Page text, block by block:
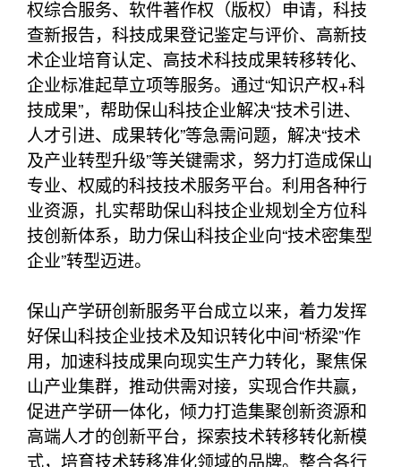
权综合服务、软件著作权（版权）申请，科技
查新报告，科技成果登记鉴定与评价、高新技
术企业培育认定、高技术科技成果转移转化、
企业标准起草立项等服务。通过“知识产权+科
技成果”，帮助保山科技企业解决“技术引进、
人才引进、成果转化”等急需问题，解决“技术
及产业转型升级”等关键需求，努力打造成保山
专业、权威的科技技术服务平台。利用各种行
业资源，扎实帮助保山科技企业规划全方位科
技创新体系，助力保山科技企业向“技术密集型
企业”转型迈进。
保山产学研创新服务平台成立以来，着力发挥
好保山科技企业技术及知识转化中间“桥梁”作
用，加速科技成果向现实生产力转化，聚焦保
山产业集群，推动供需对接，实现合作共赢，
促进产学研一体化，倾力打造集聚创新资源和
高端人才的创新平台，探索技术转移转化新模
式，培育技术转移准化领域的品牌。整合各行